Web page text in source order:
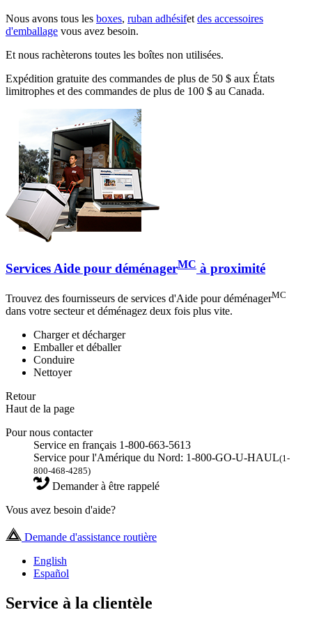
Nous avons tous les boxes, ruban adhésifetdes accessoires
d'emballage vous avez besoin.
Et nous rachèterons toutes les boîtes non utilisées.
Expédition gratuite des commandes de plus de 50 $ aux États
limitrophes et des commandes de plus de 100 $ au Canada.
Services Aide pour déménagerMC à proximité
Trouvez des fournisseurs de services d'Aide pour déménagerMC
dans votre secteur et déménagez deux fois plus vite.
Charger et décharger
Emballer et déballer
Conduire
Nettoyer
Retour
Haut de la page
Pour nous contacter
Service en français 1-800-663-5613
Service pour l'Amérique du Nord: 1-800-GO-U-HAUL(1-
800-468-4285)
Demander à être rappelé
Vous avez besoin d'aide?
Demande d'assistance routière
English
Español
Service à la clientèle